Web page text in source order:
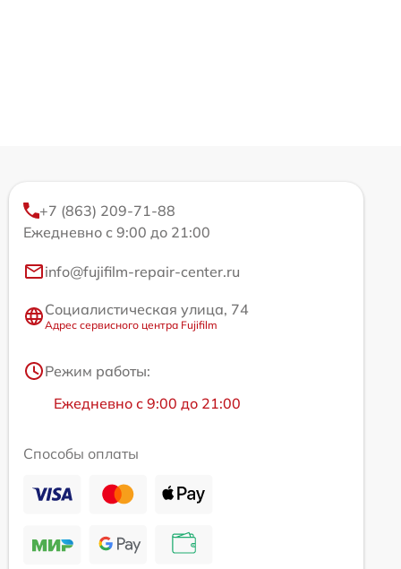
+7 (863) 209-71-88
Ежедневно с 9:00 до 21:00
info@fujifilm-repair-center.ru
Социалистическая улица, 74
Адрес сервисного центра Fujifilm
Режим работы:
Ежедневно с 9:00 до 21:00
Способы оплаты